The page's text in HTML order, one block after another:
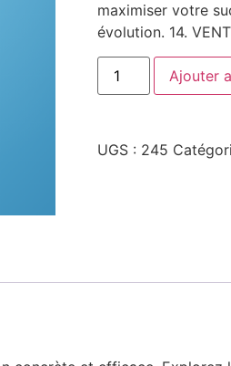
maximiser votre
évolution. 14.
Ajouter
UGS : 245